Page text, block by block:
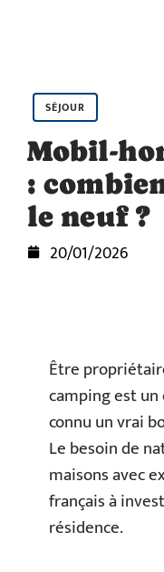
SÉJOUR
Mobil-
:
le neuf ?
20/01/2026
Être
camping est
connu un vrai
Le besoin de
maisons avec
français à
résidence.